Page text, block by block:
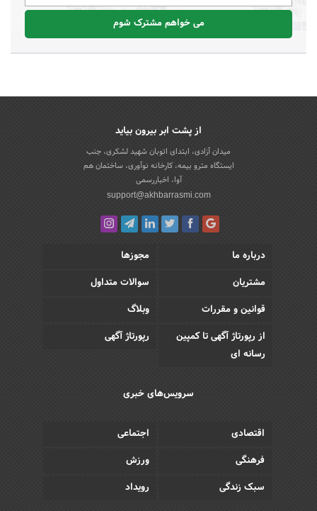
می خواهم مشترک شوم
از پشت ابر بیرون بیاید
میدان آزادی، ابتدای اتوبان شهید لشکری، جنب
ایستگاه مترو بیمه، کارخانه نوآوری، ساختمان هم
آوا، اخباررسمی
support@akhbarrasmi.com
درباره ما
مجوزها
مشتریان
سوالات متداول
قوانین و مقررات
وبلاگ
از رپورتاژ آگهی تا کمپین
رسانه ای
رپورتاژ آگهی
سرویس‌های خبری
اقتصادی
اجتماعی
فرهنگی
ورزش
سبک زندگی
رویداد